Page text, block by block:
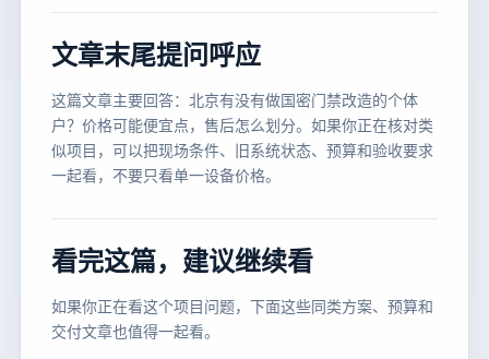
文章末尾提问呼应
这篇文章主要回答：北京有没有做国密门禁改造的个体
户？价格可能便宜点，售后怎么划分。如果你正在核对类
似项目，可以把现场条件、旧系统状态、预算和验收要求
一起看，不要只看单一设备价格。
看完这篇，建议继续看
如果你正在看这个项目问题，下面这些同类方案、预算和
交付文章也值得一起看。